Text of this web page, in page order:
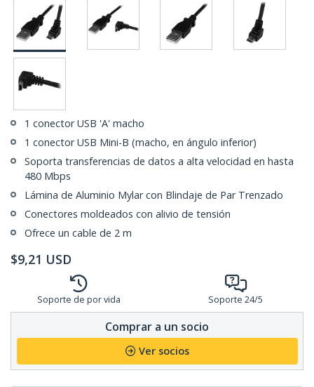
1 conector USB 'A' macho
1 conector USB Mini-B (macho, en ángulo inferior)
Soporta transferencias de datos a alta velocidad en hasta
480 Mbps
Lámina de Aluminio Mylar con Blindaje de Par Trenzado
Conectores moldeados con alivio de tensión
Ofrece un cable de 2 m
$9,21 USD
Soporte de por vida Soporte 24/5
Comprar a un socio
Ver socios